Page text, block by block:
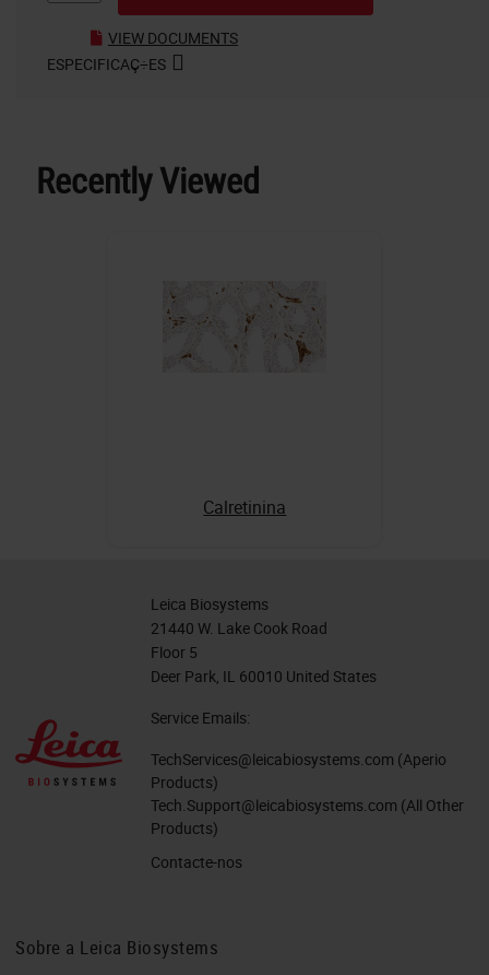
VIEW DOCUMENTS
ESPECIFICAÇ÷ES
Recently Viewed
Calretinina
Leica Biosystems
21440 W. Lake Cook Road
Floor 5
Deer Park, IL 60010 United States
Service Emails:
TechServices@leicabiosystems.com (Aperio
Products)
Tech.Support@leicabiosystems.com (All Other
Products)
Contacte-nos
Sobre a Leica Biosystems